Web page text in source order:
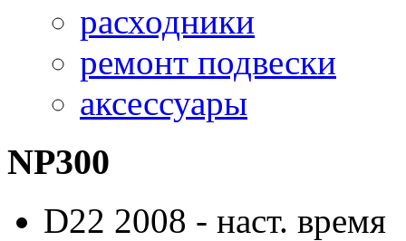
расходники
ремонт подвески
аксессуары
NP300
D22 2008 - наст. время